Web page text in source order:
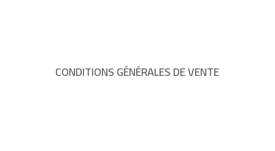
CONDITIONS GÉNÉRALES DE VENTE